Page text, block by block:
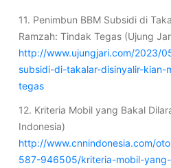
11. Penimbun BBM Subsidi di
Ramzah: Tindak Tegas (Ujung
http://www.ujungjari.com/2023/
subsidi-di-takalar-disinyalir-kian-
tegas
12. Kriteria Mobil yang Bakal
Indonesia)
http://www.cnnindonesia.com/
587-946505/kriteria-mobil-